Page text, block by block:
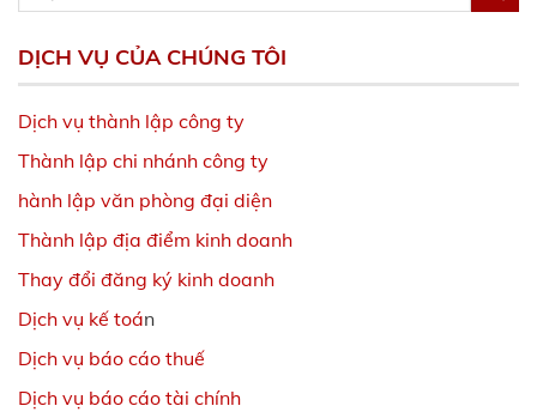
DỊCH VỤ CỦA CHÚNG TÔI
Dịch vụ thành lập công ty
Thành lập chi nhánh công ty
hành lập văn phòng đại diện
Thành lập địa điểm kinh doanh
Thay đổi đăng ký kinh doanh
Dịch vụ kế toán
Dịch vụ báo cáo thuế
Dịch vụ báo cáo tài chính